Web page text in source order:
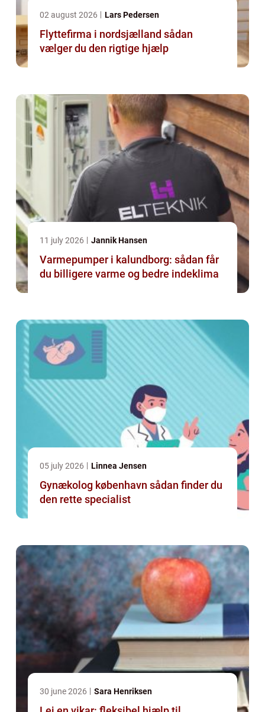
02 august 2026 Lars Pedersen
Flyttefirma i nordsjælland sådan
vælger du den rigtige hjælp
11 july 2026 Jannik Hansen
Varmepumper i kalundborg: sådan får
du billigere varme og bedre indeklima
05 july 2026 Linnea Jensen
Gynækolog københavn sådan finder du
den rette specialist
30 june 2026 Sara Henriksen